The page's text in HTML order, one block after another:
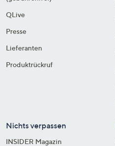
QLive
Presse
Lieferanten
Produktrückruf
Nichts verpassen
INSIDER Magazin